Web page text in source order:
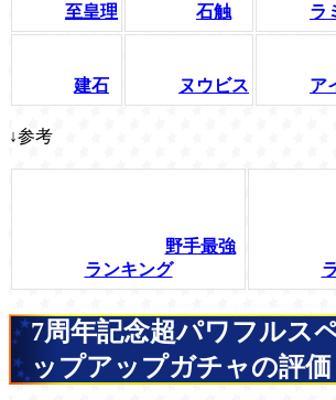
至皇理 石触 ラ
建石 ヌウビス ア
↓参考
野手最強
ランキング
7周年記念超パワフルス
ップアップガチャの評価